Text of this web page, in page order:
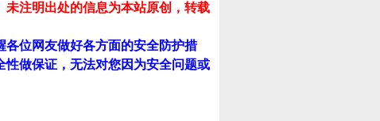
注明出处的信息为本站原创，转载
位网友做好各方面的安全防护措
做保证，无法对您因为安全问题或